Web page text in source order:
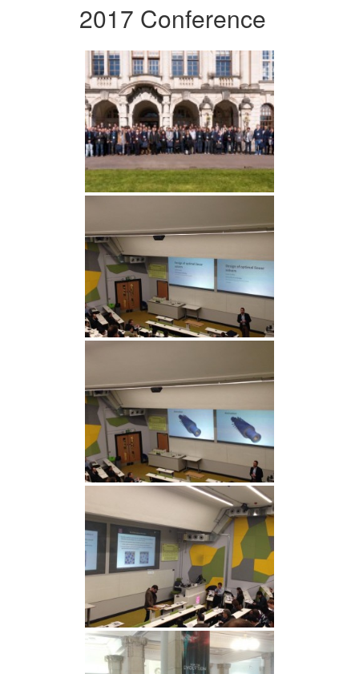
2017 Conference